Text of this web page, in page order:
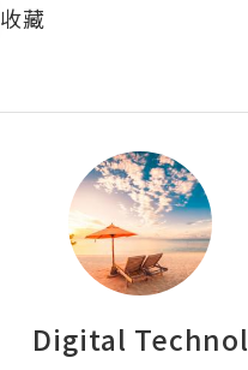
收藏
Digital Technol